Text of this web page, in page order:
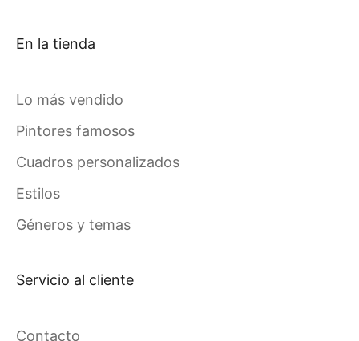
En la tienda
Lo más vendido
Pintores famosos
Cuadros personalizados
Estilos
Géneros y temas
Servicio al cliente
Contacto